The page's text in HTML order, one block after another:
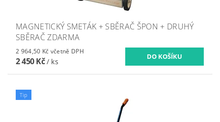
MAGNETICKÝ SMETÁK + SBĚRAČ ŠPON + DRUHÝ
SBĚRAČ ZDARMA
2 964,50 Kč včetně DPH
2 450 Kč/ ks
Tip